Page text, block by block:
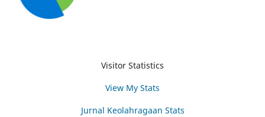
Visitor Statistics
View My Stats
Jurnal Keolahragaan Stats